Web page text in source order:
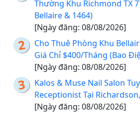
Thường Khu Richmond TX
Bellaire & 1464)
[Ngày đăng: 08/08/2026]
Cho Thuê Phòng Khu
Giá Chỉ $400/Tháng (Bao
[Ngày đăng: 08/08/2026]
Kalos & Muse Nail Salon
Receptionist Tại
[Ngày đăng: 08/08/2026]